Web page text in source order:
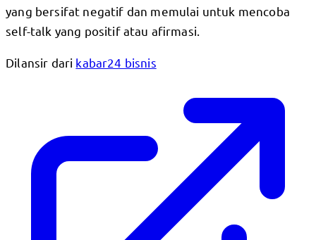
yang bersifat negatif dan memulai untuk mencoba
self-talk yang positif atau afirmasi.
Dilansir dari kabar24 bisnis